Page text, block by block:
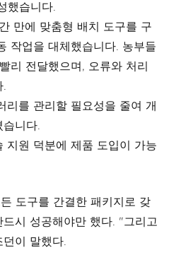
했습니다.
만에 맞춤형 배치 도구를 구
작업을 대체했습니다. 농부들
리 전달했으며, 오류와 처리
리를 관리할 필요성을 줄여 개
니다.
지원 덕분에 제품 도입이 가능
도구를 간결한 패키지로 갖
시 성공해야만 했다. "그리고
이 말했다.